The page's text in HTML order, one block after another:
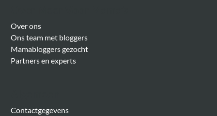
Over ons
Ons team met bloggers
Mamabloggers gezocht
Partners en experts
Contactgegevens